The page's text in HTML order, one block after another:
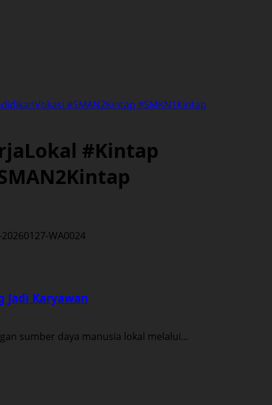
#SMAN2Kintap #SMKN1Kintap
#Kintap
Jadi Karyawan
sumber daya manusia lokal melalui...